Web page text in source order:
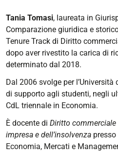
Tania Tomasi, laureata in
Comparazione giuridica e
Tenure Track di Diritto
dopo aver rivestito la carica di
determinato dal 2018.
Dal 2006 svolge per
di supporto agli studenti, negli
CdL triennale in Economia.
È docente di Diritto commerciale
impresa e dell’insolvenza
Economia, Mercati e